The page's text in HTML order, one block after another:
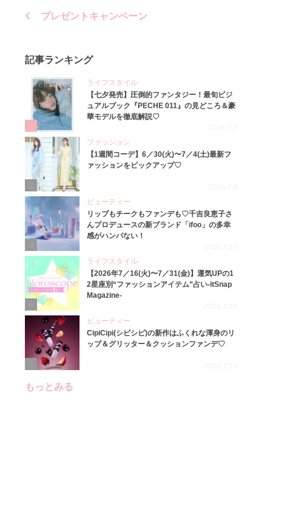
プレゼントキャンペーン
記事ランキング
ライフスタイル
【七夕発売】圧倒的ファンタジー！最旬ビジ
ュアルブック『PECHE 011』の見どころ＆豪
華モデルを徹底解説♡
2026.7.7
ファッション
【1週間コーデ】6／30(火)〜7／4(土)最新フ
ァッションをピックアップ♡
2026.7.8
3
ビューティー
リップもチークもファンデも♡千吉良恵子さ
んプロデュースの新ブランド「ifoo」の多幸
感がハンパない！
2026.7.10
4
ライフスタイル
【2026年7／16(火)〜7／31(金)】運気UPの1
2星座別“ファッションアイテム”占い-itSnap
Magazine-
2026.7.16
ビューティー
CipiCipi(シピシピ)の新作はふくれな渾身のリ
ップ＆グリッター＆クッションファンデ♡
2026.7.14
もっとみる